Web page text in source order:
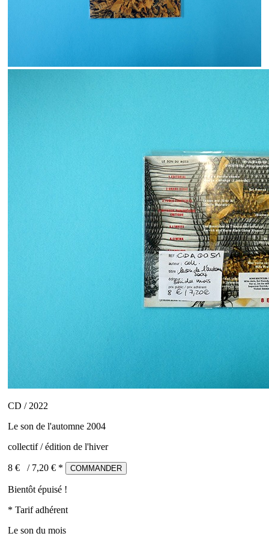
CD / 2022
Le son de l'automne 2004
collectif / édition de l'hiver
8 € / 7,20 € * COMMANDER
Bientôt épuisé !
* Tarif adhérent
Le son du mois